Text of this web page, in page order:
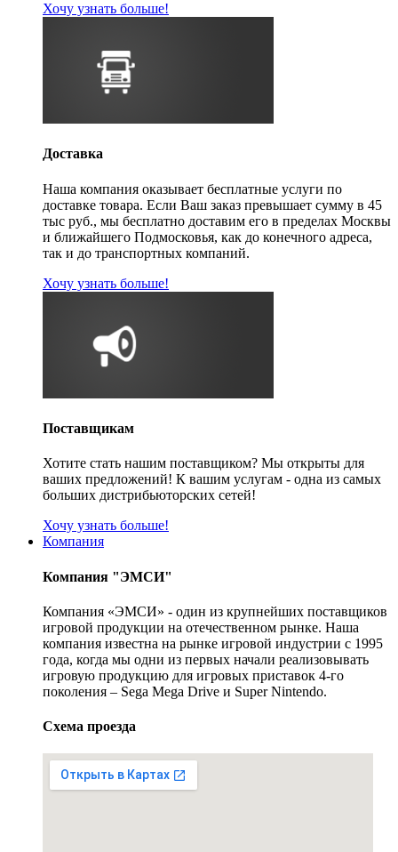
Хочу узнать больше!
Доставка
Наша компания оказывает бесплатные услуги по
доставке товара. Если Ваш заказ превышает сумму в 45
тыс руб., мы бесплатно доставим его в пределах Москвы
и ближайшего Подмосковья, как до конечного адреса,
так и до транспортных компаний.
Хочу узнать больше!
Поставщикам
Хотите стать нашим поставщиком? Мы открыты для
ваших предложений! К вашим услугам - одна из самых
больших дистрибьюторских сетей!
Хочу узнать больше!
Компания
Компания "ЭМСИ"
Компания «ЭМСИ» - один из крупнейших поставщиков
игровой продукции на отечественном рынке. Наша
компания известна на рынке игровой индустрии с 1995
года, когда мы одни из первых начали реализовывать
игровую продукцию для игровых приставок 4-го
поколения – Sega Mega Drive и Super Nintendo.
Схема проезда